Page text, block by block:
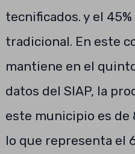
tecnificados. y el
tradicional. En este
mantiene en el
datos del SIAP, la
este municipio es de
lo que representa el